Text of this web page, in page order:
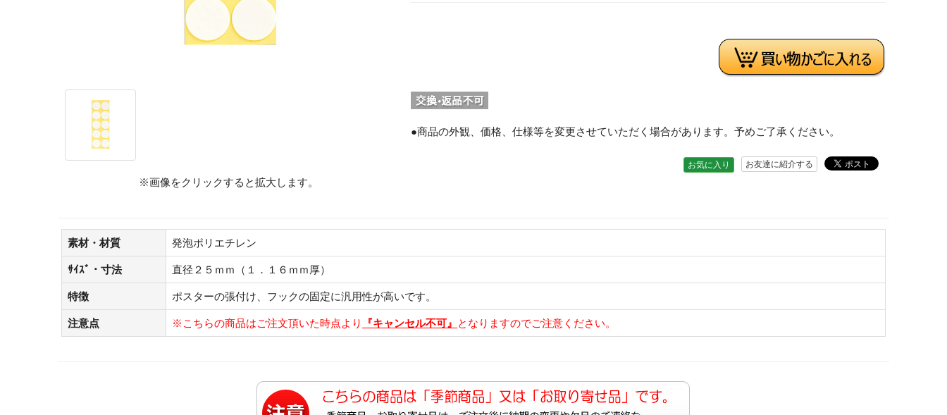
※画像をクリックすると拡大します。
●商品の外観、価格、仕様等を変更させていただく場合があります。予めご了承ください。
お友達に紹介する
お気に入り
素材・材質 発泡ポリエチレン
ｻｲｽﾞ・寸法 直径２５ｍｍ（１．１６ｍｍ厚）
特徴 ポスターの張付け、フックの固定に汎用性が高いです。
注意点 ※こちらの商品はご注文頂いた時点より 『キャンセル不可』 となりますのでご注意ください。